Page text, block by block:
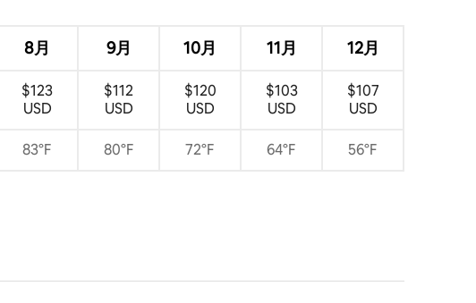
8月 9月 10月 11月 12月
$123
USD
$112
USD
$120
USD
$103
USD
$107
USD
83°F 80°F 72°F 64°F 56°F